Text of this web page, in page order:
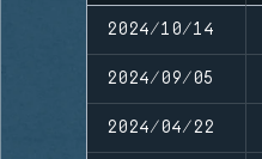
2024/10/14
2024/09/05
2024/04/22